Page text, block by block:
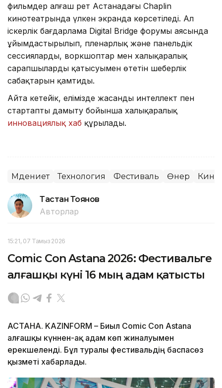
фильмдер алғаш рет Астанадағы Chaplin
кинотеатрында үлкен экранда көрсетіледі. Ал
іскерлік бағдарлама Digital Bridge форумы аясында
ұйымдастырылып, пленарлық және панельдік
сессияларды, воркшоптар мен халықаралық
сарапшылардың қатысуымен өтетін шеберлік
сабақтарын қамтиды.
Айта кетейік, елімізде жасанды интеллект пен
стартапты дамыту бойынша халықаралық
инновациялық хаб құрылады.
Мәдениет Технология Фестиваль Өнер Кино
Тастан Тоянов
Авторлар
15:21, 07 Тамыз 2026
Comic Con Astana 2026: Фестивальге
алғашқы күні 16 мың адам қатысты
АСТАНА. KAZINFORM – Биыл Comic Con Astana
алғашқы күннен-ақ адам көп жиналуымен
ерекшеленді. Бұл туралы фестивальдің баспасөз
қызметі хабарлады.